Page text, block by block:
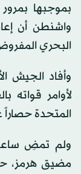
بموجبها
واشنطن أن
البحري
لأوامر ⁠قواته
‌المتحدة ‌حصاراً
ولم تمضِ
مضيق هرمز،